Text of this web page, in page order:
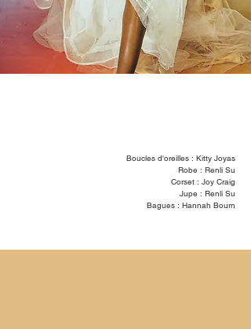
Boucles d'oreilles : Kitty Joyas
Robe : Renli Su
Corset : Joy Craig
Jupe : Renli Su
Bagues : Hannah Bourn